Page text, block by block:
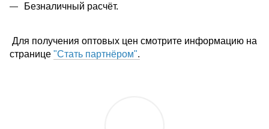
Безналичный расчёт.
Для получения оптовых цен смотрите информацию на
странице "Стать партнёром".